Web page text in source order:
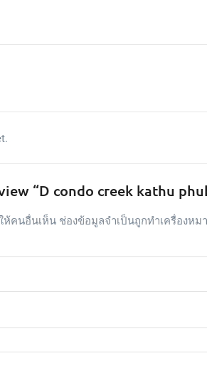
“D condo creek kathu
ห้คนอื่นเห็น ช่องข้อมูลจำเป็นถูกทำเครื่องหม